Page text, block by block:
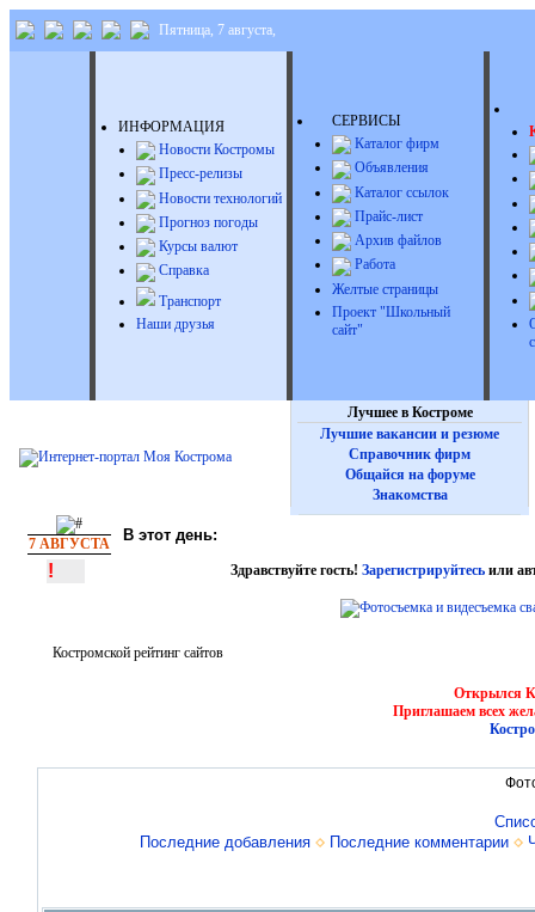
Пятница, 7 августа,
ИНФОРМАЦИЯ
Новости Костромы
Пресс-релизы
Новости технологий
Прогноз погоды
Курсы валют
Справка
Транспорт
Наши друзья
СЕРВИСЫ
Каталог фирм
Объявления
Каталог ссылок
Прайс-лист
Архив файлов
Работа
Желтые страницы
Проект "Школьный
сайт"
Лучшее в Костроме
Лучшие вакансии и резюме
Справочник фирм
Общайся на форуме
Знакомства
7 АВГУСТА В этот день:
! Здравствуйте гость! Зарегистрируйтесьили
Костромской рейтинг сайтов
Открылся
Приглашаем всех
Последние добавления
Последние комментарии